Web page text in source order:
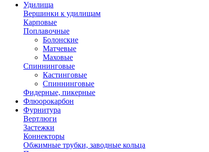
Удилища
Вершинки к удилищам
Карповые
Поплавочные
Болонские
Матчевые
Маховые
Спиннинговые
Кастинговые
Спиннинговые
Фидерные, пикерные
Флюорокарбон
Фурнитура
Вертлюги
Застежки
Коннекторы
Обжимные трубки, заводные кольца